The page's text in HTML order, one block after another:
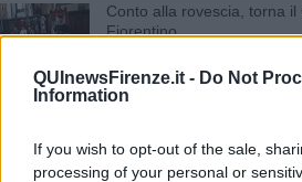
QUInewsFirenze.it - Do Not
Information
If you wish to opt-out of the sale,
processing of your personal or
Conto alla rovescia, torna il
Fiorentino
Mascherine obbligatorie